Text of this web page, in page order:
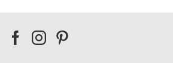
Our
Our
Our